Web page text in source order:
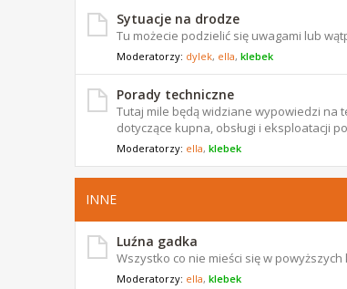
Sytuacje na drodze
Tu możecie podzielić się uwagami lub
Moderatorzy: dylek, ella, klebek
Porady techniczne
Tutaj mile będą widziane wypowiedzi
dotyczące kupna, obsługi i eksploatacji
Moderatorzy: ella, klebek
INNE
Luźna gadka
Wszystko co nie mieści się w powyższych
Moderatorzy: ella, klebek